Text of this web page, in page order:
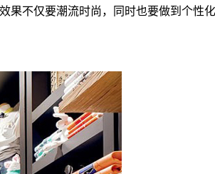
果不仅要潮流时尚，同时也要做到个性